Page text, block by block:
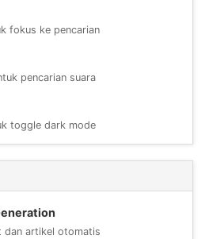
fokus ke pencarian
pencarian suara
toggle dark mode
dan artikel otomatis